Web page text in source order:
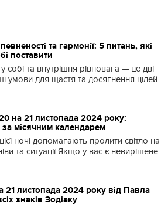
та гармонії: 5 питань, які
поставити
собі та внутрішня рівновага — це дві
умови для щастя та досягнення цілей
на 21 листопада 2024 року:
за місячним календарем
ночі допомагають пролити світло на
та ситуації Якщо у вас є невирішене
21 листопада 2024 року від Павла
знаків Зодіаку